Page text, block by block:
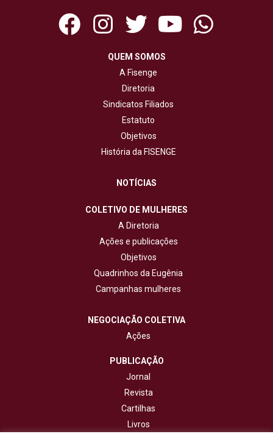
QUEM SOMOS
A Fisenge
Diretoria
Sindicatos Filiados
Estatuto
Objetivos
História da FISENGE
NOTÍCIAS
COLETIVO DE MULHERES
A Diretoria
Ações e publicações
Objetivos
Quadrinhos da Eugênia
Campanhas mulheres
NEGOCIAÇÃO COLETIVA
Ações
PUBLICAÇÃO
Jornal
Revista
Cartilhas
Livros